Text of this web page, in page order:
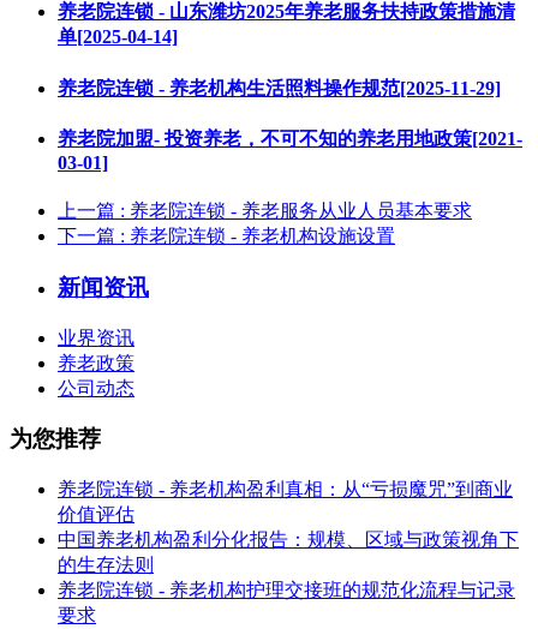
养老院连锁 - 山东潍坊2025年养老服务扶持政策措施清
单[2025-04-14]
养老院连锁 - 养老机构生活照料操作规范[2025-11-29]
养老院加盟- 投资养老，不可不知的养老用地政策[2021-
03-01]
上一篇 : 养老院连锁 - 养老服务从业人员基本要求
下一篇 : 养老院连锁 - 养老机构设施设置
新闻资讯
业界资讯
养老政策
公司动态
为您推荐
养老院连锁 - 养老机构盈利真相：从“亏损魔咒”到商业
价值评估
中国养老机构盈利分化报告：规模、区域与政策视角下
的生存法则
养老院连锁 - 养老机构护理交接班的规范化流程与记录
要求